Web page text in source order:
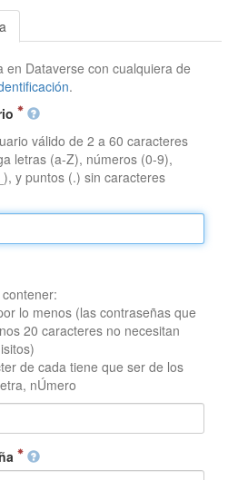
en Dataverse con cualquiera de
.
válido de 2 a 60 caracteres
letras (a-Z), números (0-9),
y puntos (.) sin caracteres
lo menos (las contraseñas que
20 caracteres no necesitan
de cada tiene que ser de los
nÚmero